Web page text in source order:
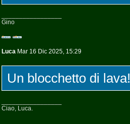
Gino
Luca Mar 16 Dic 2025, 15:29
Un blocchetto di lava!
Ciao, Luca.